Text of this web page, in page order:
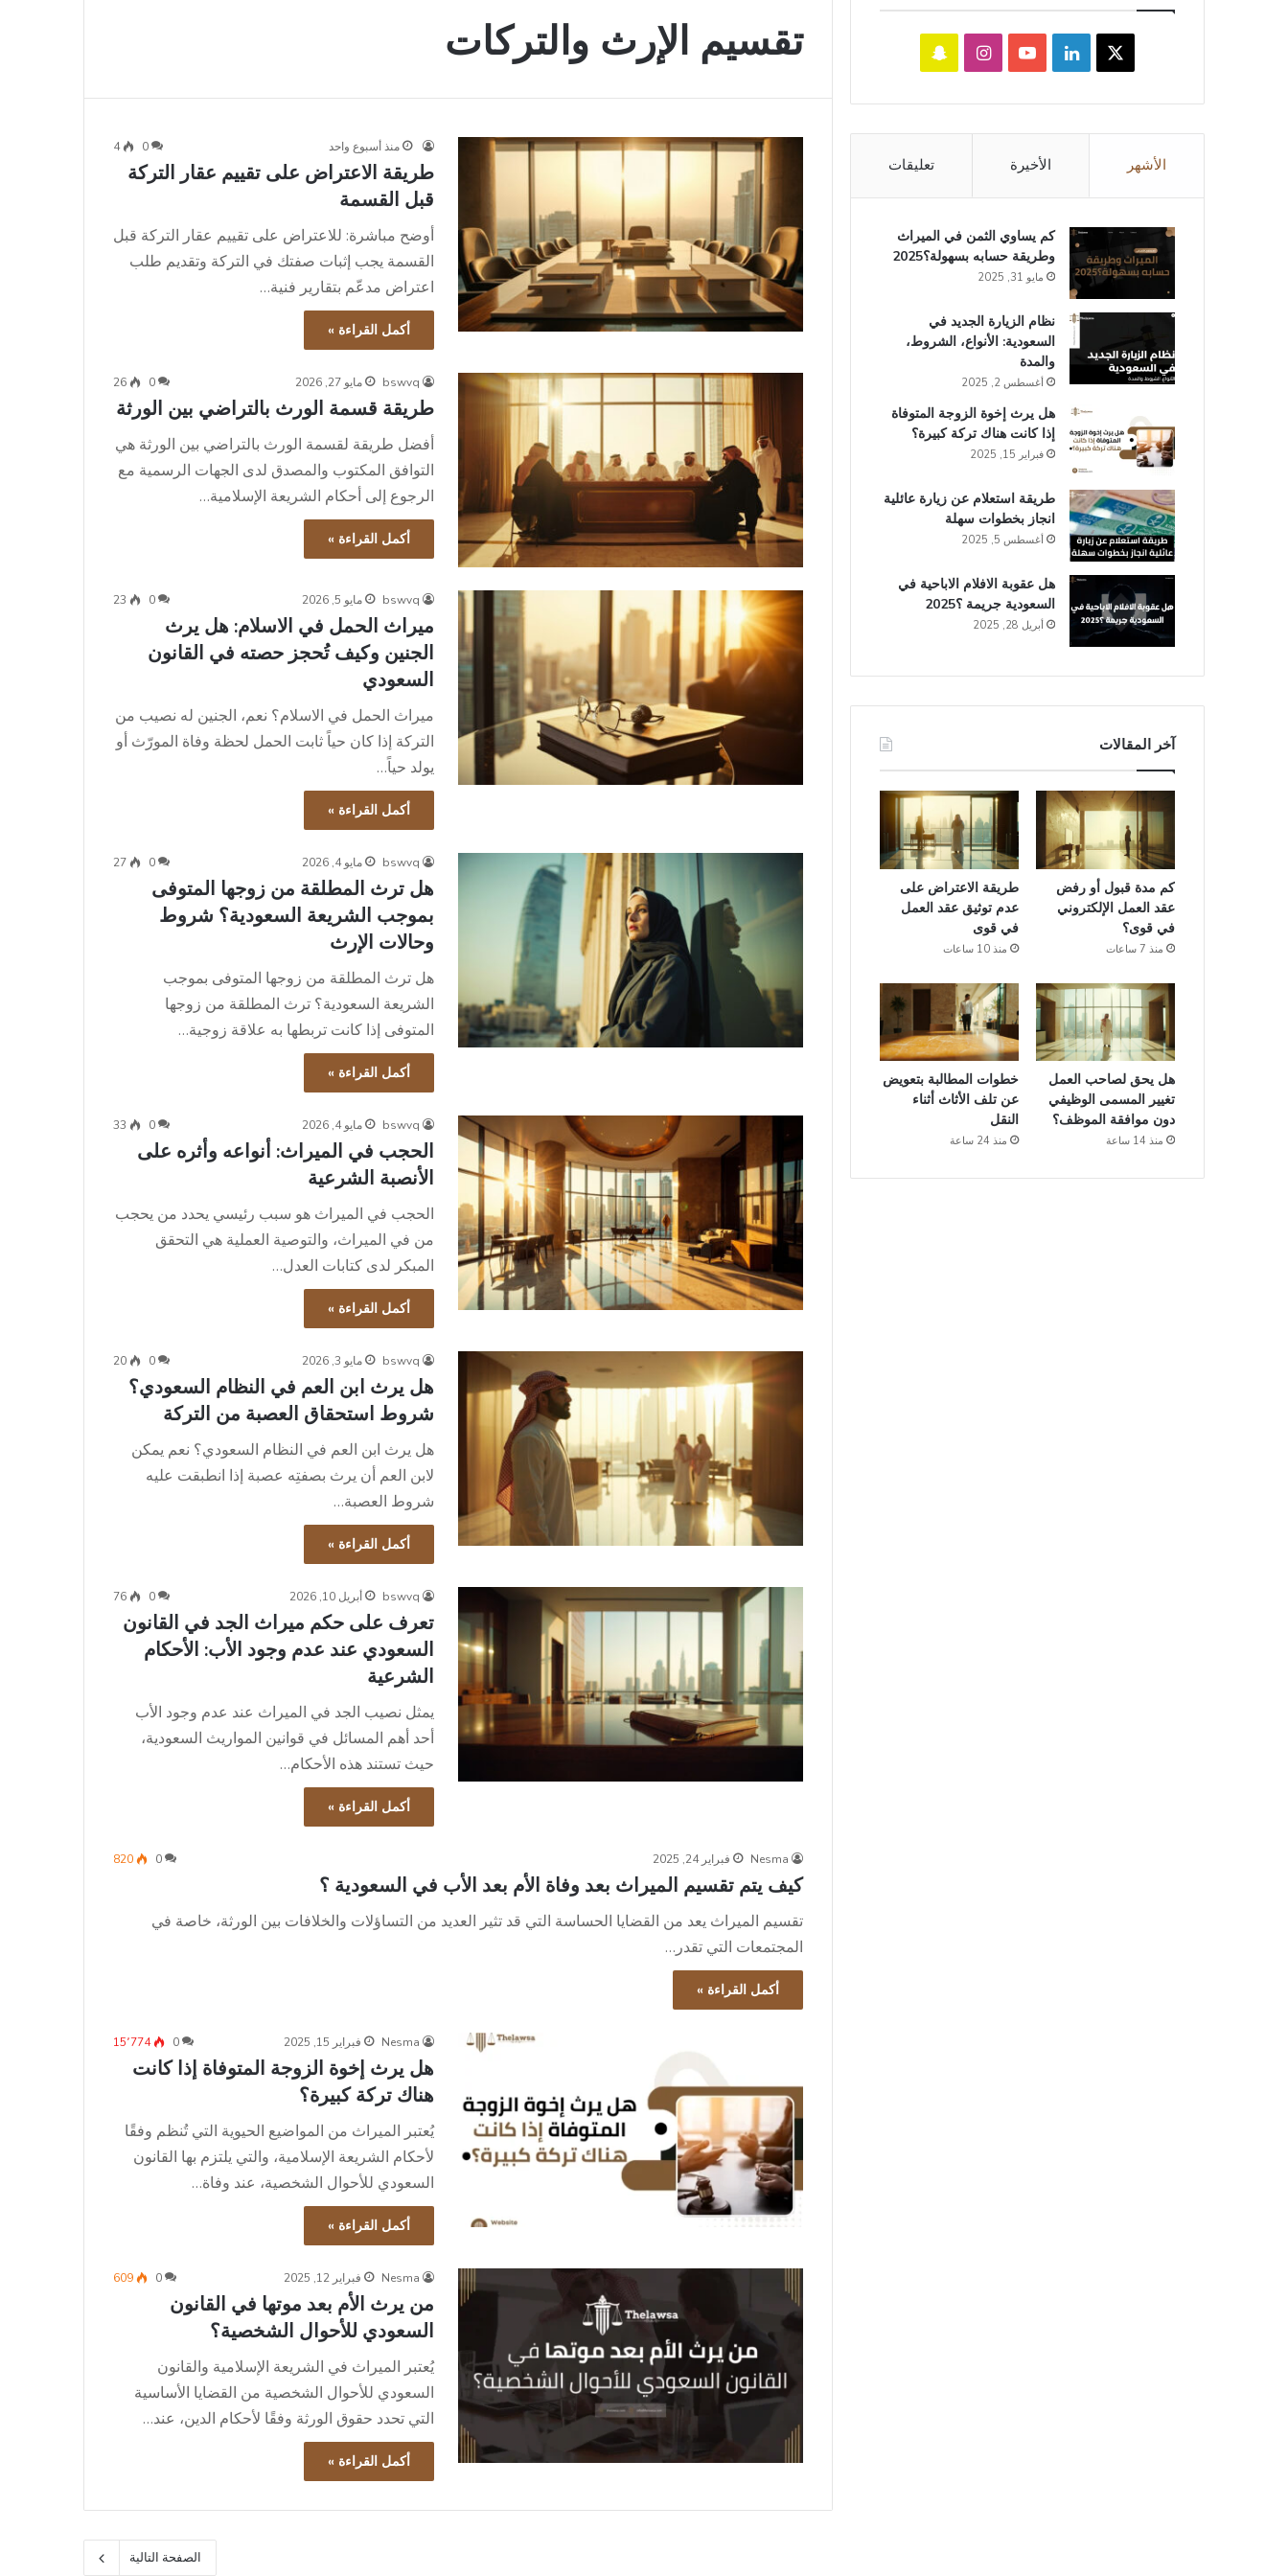
تقسيم الإرث والتركات
منذ أسبوع واحد 0
4
طريقة الاعتراض على تقييم عقار التركة
قبل القسمة
أوضح مباشرة: للاعتراض على تقييم عقار التركة قبل
القسمة يجب إثبات صفتك في التركة وتقديم طلب
اعتراض مدعّم بتقارير فنية…
أكمل القراءة »
bswvq مايو 27, 2026 0
26
طريقة قسمة الورث بالتراضي بين الورثة
أفضل طريقة لقسمة الورث بالتراضي بين الورثة هي
التوافق المكتوب والمصدق لدى الجهات الرسمية مع
الرجوع إلى أحكام الشريعة الإسلامية…
أكمل القراءة »
bswvq مايو 5, 2026 0
23
ميراث الحمل في الاسلام: هل يرث
الجنين وكيف تُحجز حصته في القانون
السعودي
ميراث الحمل في الاسلام؟ نعم، الجنين له نصيب من
التركة إذا كان حياً ثابت الحمل لحظة وفاة المورّث أو
يولد حياً…
أكمل القراءة »
bswvq مايو 4, 2026 0
27
هل ترث المطلقة من زوجها المتوفى
بموجب الشريعة السعودية؟ شروط
وحالات الإرث
هل ترث المطلقة من زوجها المتوفى بموجب
الشريعة السعودية؟ ترث المطلقة من زوجها
المتوفى إذا كانت تربطها به علاقة زوجية…
أكمل القراءة »
bswvq مايو 4, 2026 0
33
الحجب في الميراث: أنواعه وأثره على
الأنصبة الشرعية
الحجب في الميراث هو سبب رئيسي يحدد من يحجب
من في الميراث، والتوصية العملية هي التحقق
المبكر لدى كتابات العدل…
أكمل القراءة »
bswvq مايو 3, 2026 0
20
هل يرث ابن العم في النظام السعودي؟
شروط استحقاق العصبة من التركة
هل يرث ابن العم في النظام السعودي؟ نعم يمكن
لابن العم أن يرث بصفتِه عصبة إذا انطبقت عليه
شروط العصبة…
أكمل القراءة »
bswvq أبريل 10, 2026 0
76
تعرف على حكم ميراث الجد في القانون
السعودي عند عدم وجود الأب: الأحكام
الشرعية
يمثل نصيب الجد في الميراث عند عدم وجود الأب
أحد أهم المسائل في قوانين المواريث السعودية،
حيث تستند هذه الأحكام…
أكمل القراءة »
Nesma فبراير 24, 2025 0
820
كيف يتم تقسيم الميراث بعد وفاة الأم بعد الأب في السعودية ؟
تقسيم الميراث يعد من القضايا الحساسة التي قد تثير العديد من التساؤلات والخلافات بين الورثة، خاصة في
المجتمعات التي تقدر…
أكمل القراءة »
Nesma فبراير 15, 2025 0 15٬774
هل يرث إخوة الزوجة المتوفاة إذا كانت
هناك تركة كبيرة؟
يُعتبر الميراث من المواضيع الحيوية التي تُنظم وفقًا
لأحكام الشريعة الإسلامية، والتي يلتزم بها القانون
السعودي للأحوال الشخصية، عند وفاة…
أكمل القراءة »
Nesma فبراير 12, 2025 0
609
من يرث الأم بعد موتها في القانون
السعودي للأحوال الشخصية؟
يُعتبر الميراث في الشريعة الإسلامية والقانون
السعودي للأحوال الشخصية من القضايا الأساسية
التي تحدد حقوق الورثة وفقًا لأحكام الدين، عند…
أكمل القراءة »
الصفحة التالية
لينكدإن‫YouTubeانستقرامسناب
الأشهر الأخيرة تعليقات
كم يساوي الثمن في الميراث​
وطريقة حسابه بسهولة؟2025
مايو 31, 2025
نظام الزيارة الجديد في
السعودية: الأنواع، الشروط،
والمدة
أغسطس 2, 2025
هل يرث إخوة الزوجة المتوفاة
إذا كانت هناك تركة كبيرة؟
فبراير 15, 2025
طريقة استعلام عن زيارة عائلية
انجاز​ بخطوات سهلة
أغسطس 5, 2025
هل عقوبة الافلام الاباحية في
السعودية​ جريمة ؟2025
أبريل 28, 2025
آخر المقالات
كم مدة قبول أو رفض
عقد العمل الإلكتروني
في قوى؟
منذ 7 ساعات
طريقة الاعتراض على
عدم توثيق عقد العمل
في قوى
منذ 10 ساعات
هل يحق لصاحب العمل
تغيير المسمى الوظيفي
دون موافقة الموظف؟
منذ 14 ساعة
خطوات المطالبة بتعويض
عن تلف الأثاث أثناء
النقل
منذ 24 ساعة